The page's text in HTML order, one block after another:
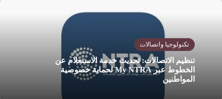
تكنولوجيا واتصالات
تنظيم الاتصالات: تحديث خدمة الاستعلام عن
الخطوط عبر My NTRA لحماية خصوصية
المواطنين